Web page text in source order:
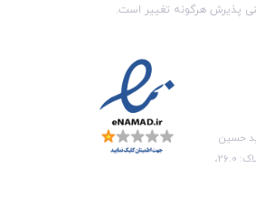
پذیرش هرگونه تغییر است.
حسین
فاطمی، بزرگراه شهید گمنام، پلاک: 26.0،